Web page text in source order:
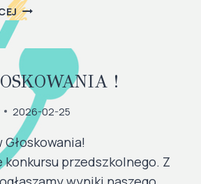
DINOZAUR
!!!
!
2026-02-25
przedszkolnego. ​Z